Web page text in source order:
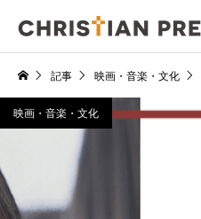
記事 映画・音楽・文化
映画・音楽・文化